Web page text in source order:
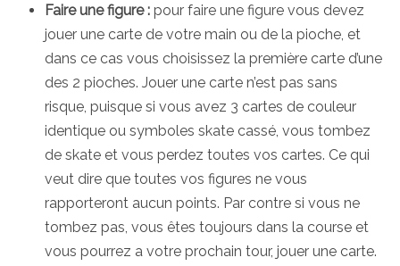
Faire une figure : pour faire une figure vous devez
jouer une carte de votre main ou de la pioche, et
dans ce cas vous choisissez la première carte d’une
des 2 pioches. Jouer une carte n’est pas sans
risque, puisque si vous avez 3 cartes de couleur
identique ou symboles skate cassé, vous tombez
de skate et vous perdez toutes vos cartes. Ce qui
veut dire que toutes vos figures ne vous
rapporteront aucun points. Par contre si vous ne
tombez pas, vous êtes toujours dans la course et
vous pourrez a votre prochain tour, jouer une carte.